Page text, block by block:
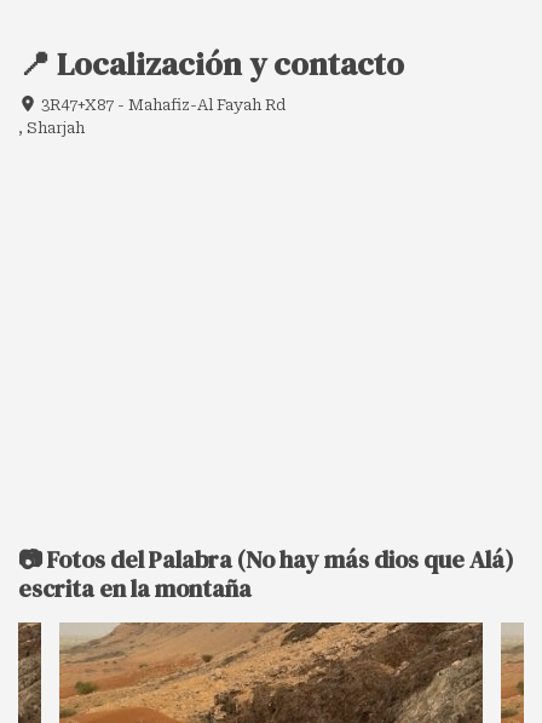
📍 Localización y contacto
3R47+X87 - Mahafiz-Al Fayah Rd
, Sharjah
📷 Fotos del Palabra (No hay más dios que Alá)
escrita en la montaña